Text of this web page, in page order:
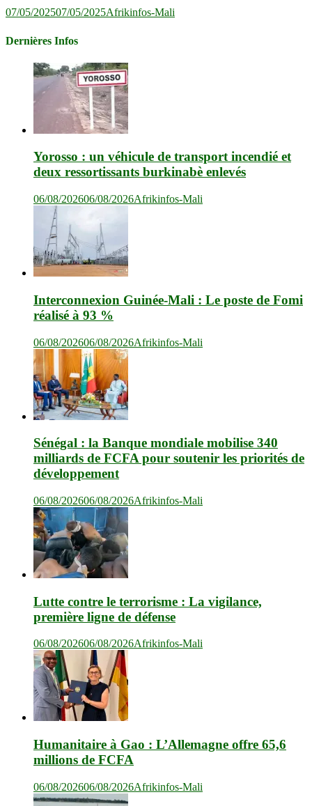
07/05/202507/05/2025Afrikinfos-Mali
Dernières Infos
Yorosso : un véhicule de transport incendié et
deux ressortissants burkinabè enlevés
06/08/202606/08/2026Afrikinfos-Mali
Interconnexion Guinée-Mali : Le poste de Fomi
réalisé à 93 %
06/08/202606/08/2026Afrikinfos-Mali
Sénégal : la Banque mondiale mobilise 340
milliards de FCFA pour soutenir les priorités de
développement
06/08/202606/08/2026Afrikinfos-Mali
Lutte contre le terrorisme : La vigilance,
première ligne de défense
06/08/202606/08/2026Afrikinfos-Mali
Humanitaire à Gao : L’Allemagne offre 65,6
millions de FCFA
06/08/202606/08/2026Afrikinfos-Mali